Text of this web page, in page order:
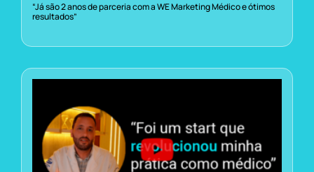
“Já são 2 anos de parceria com a WE Marketing Médico e ótimos
resultados”